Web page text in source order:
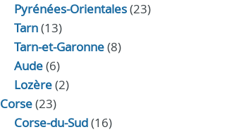
Pyrénées-Orientales(23)
Tarn(13)
Tarn-et-Garonne(8)
Aude(6)
Lozère(2)
Corse(23)
Corse-du-Sud(16)